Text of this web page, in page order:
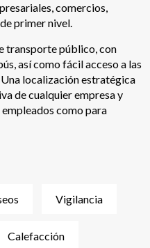
comercios,
primer nivel.
transporte público, con
así como fácil acceso a las
localización estratégica
de cualquier empresa y
como para
Vigilancia
Calefacción
si así lo desea,
disco duro, aunque
página web.
y análisis del
de este sitio web. La
tipo de cookies se
del análisis de los
del servicio. Permiten
y para ofrecer una
recomendados.